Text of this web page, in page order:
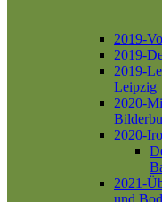
2019-
2019-
2019-
Leipzig
2020-
2020-
2021-
und